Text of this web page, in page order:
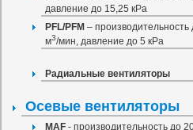
давление до 15,25 кРа
PFL/PFM – производительность
м3/мин, давление до 5 кРа
Радиальные вентиляторы
Осевые вентиляторы
MAF - производительность до